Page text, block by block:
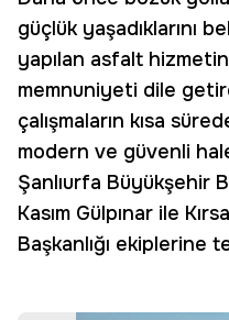
güçlük yaşadıklarını
yapılan asfalt
memnuniyeti dile
çalışmaların kısa
modern ve güvenli
Şanlıurfa Büyükşehir
Kasım Gülpınar ile
Başkanlığı ekiplerine